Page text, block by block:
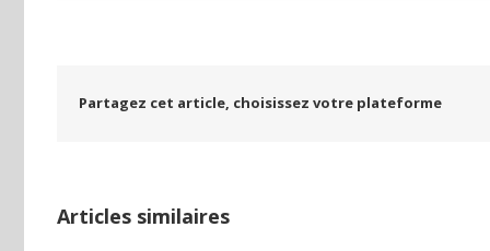
Partagez cet article, choisissez votre plateforme
Articles similaires